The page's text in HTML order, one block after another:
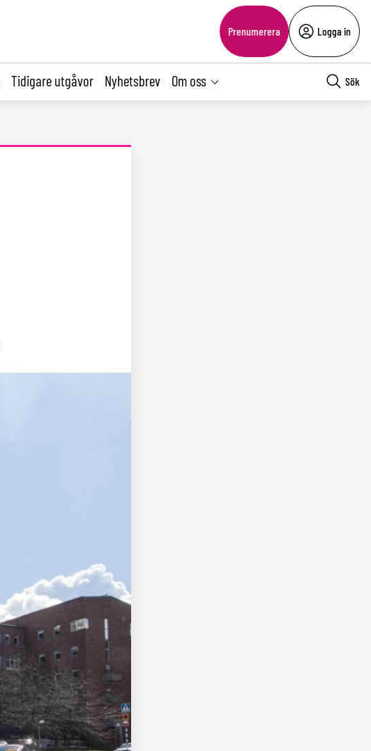
Prenumerera Logga in
Tidigare utgåvor Nyhetsbrev Om oss Sök